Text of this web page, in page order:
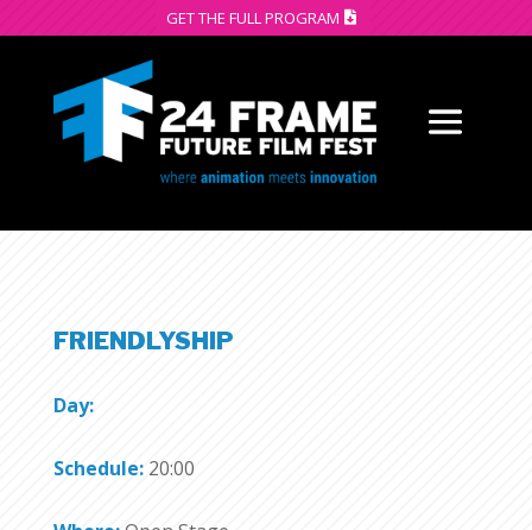
GET THE FULL PROGRAM
FRIENDLYSHIP
Day:
Schedule: 20:00